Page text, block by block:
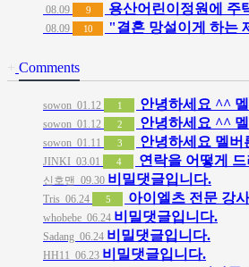
08.09 9 용산어린이정원에 주택 공급? "녹
08.09 10 "결혼 망설이게 하는 제도 없애라",,,,,,,,
+ Comments
sowon 01.12 1 안녕하세요 ^^ 멜번에 온지 20일 입니다. 말문이
sowon 01.12 2 안녕하세요 ^^ 멜버른 온지 20일 된 시니어 여자
sowon 01.11 3 안녕하세요 멜버른 온지 20일차
JINKI 03.01 4 연락을 어떻게
신호맨 09.30 비밀댓글입니다.
Tris 06.24 5 아이엘츠 전문 강사는 아니지만 한국에서 아이엘츠 목
whobebe 06.24 비밀댓글입니다.
Sadang 06.24 비밀댓글입니다.
HH11 06.23 비밀댓글입니다.